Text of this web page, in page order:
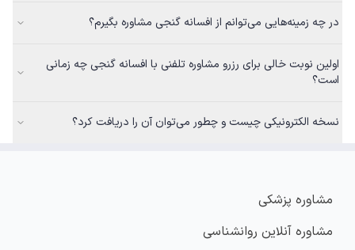
در چه زمینه‌هایی می‌توانم از افسانه گنجی مشاوره بگیرم؟
اولین نوبت خالی برای رزرو مشاوره تلفنی با افسانه گنجی چه زمانی
است؟
نسخه الکترونیکی چیست و چطور می‌توان آن را دریافت کرد؟
مشاوره پزشکی
مشاوره آنلاین روانشناسی